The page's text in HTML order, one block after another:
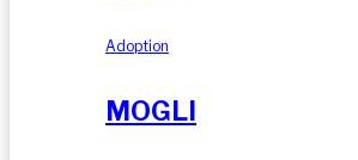
Adoption
MOGLI